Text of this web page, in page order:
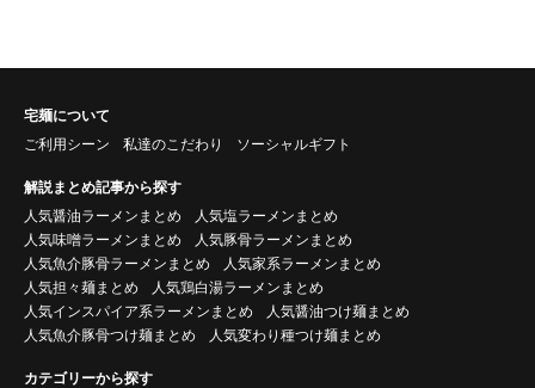
宅麺について
ご利用シーン
私達のこだわり ソーシャルギフト
解説まとめ記事から探す
人気醤油ラーメンまとめ
人気塩ラーメンまとめ
人気味噌ラーメンまとめ
人気豚骨ラーメンまとめ
人気魚介豚骨ラーメンまとめ
人気家系ラーメンまとめ
人気担々麺まとめ
人気鶏白湯ラーメンまとめ
人気インスパイア系ラーメンまとめ
人気醤油つけ麺まとめ
人気魚介豚骨つけ麺まとめ
人気変わり種つけ麺まとめ
カテゴリーから探す